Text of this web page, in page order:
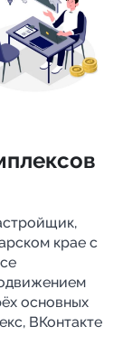
крае с
основных
ВКонтакте